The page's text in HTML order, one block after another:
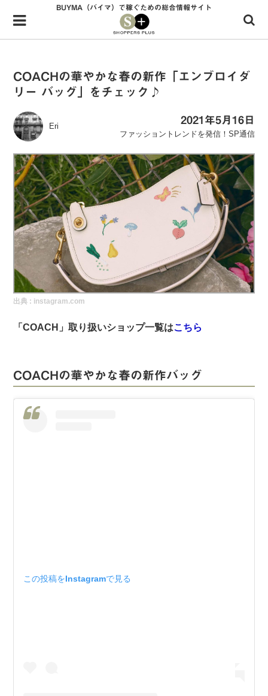
Menu
HOME
34歳独身OLバイマ実践記
無在庫で自由気ままに稼ぐ！バイマ実践記
BUYMAで人気のブランド
BUYMAの売れ筋商品
バイマ活動の疑問に売れっ子現役バイヤーが答えてみた
実録！海外ショップで買ってみた！
海外SHOP LIST
パーソナルショッパー指南書
BUYMA（バイマ）で稼ぐための総合情報サイト
COACHの華やかな春の新作「エンブロイダ
リー バッグ」をチェック♪
Eri
2021年5月16日
ファッショントレンドを発信！SP通信
出典 : instagram.com
「COACH」取り扱いショップ一覧はこちら
COACHの華やかな春の新作バッグ
この投稿をInstagramで見る